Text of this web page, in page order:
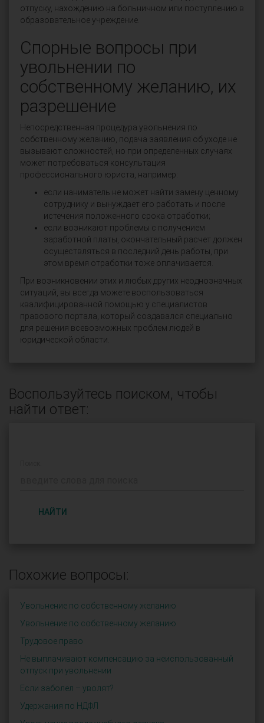
отпуску, нахождению на больничном или поступлению в
образовательное учреждение.
Спорные вопросы при
увольнении по
собственному желанию, их
разрешение
Непосредственная процедура увольнения по
собственному желанию, подача заявления об уходе не
вызывают сложностей, но при определенных случаях
может потребоваться консультация
профессионального юриста, например:
если наниматель не может найти замену ценному
сотруднику и вынуждает его работать и после
истечения положенного срока отработки;
если возникают проблемы с получением
заработной платы, окончательный расчет должен
осуществляться в последний день работы, при
этом время отработки тоже оплачивается.
При возникновении этих и любых других неоднозначных
ситуаций, вы всегда можете воспользоваться
квалифицированной помощью у специалистов
правового портала, который создавался специально
для решения всевозможных проблем людей в
юридической области.
Воспользуйтесь поиском, чтобы
найти ответ:
НАЙТИ
Похожие вопросы:
Увольнение по собственному желанию
Увольнение по собственному желанию
Трудовое право
Не выплачивают компенсацию за неиспользованный
отпуск при увольнении
Если заболел – уволят?
Удержания по НДФЛ